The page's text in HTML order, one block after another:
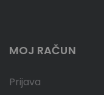
MOJ RAČUN
Prijava